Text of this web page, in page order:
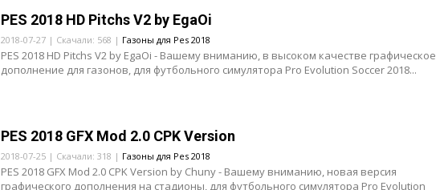
PES 2018 HD Pitchs V2 by EgaOi
2018-07-27 | Скачали: 568 | Газоны для Pes 2018
PES 2018 HD Pitchs V2 by EgaOi - Вашему вниманию, в высоком качестве графическое
дополнение для газонов, для футбольного симулятора Pro Evolution Soccer 2018...
PES 2018 GFX Mod 2.0 CPK Version
2018-07-25 | Скачали: 318 | Газоны для Pes 2018
PES 2018 GFX Mod 2.0 CPK Version by Chuny - Вашему вниманию, новая версия
графического дополнения на стадионы, для футбольного симулятора Pro Evolution